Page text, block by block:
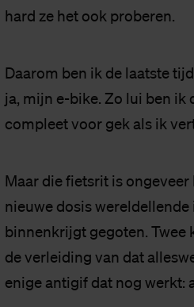
hard ze het ook proberen.
Daarom ben ik de laatste
ja, mijn e-bike. Zo lui ben ik
compleet voor gek als ik
Maar die fietsrit is
nieuwe dosis
binnenkrijgt gegoten. Twee
de verleiding van dat
enige antigif dat nog werkt: